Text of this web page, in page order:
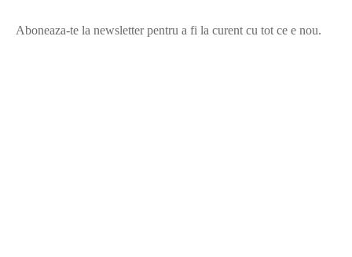
Aboneaza-te la newsletter pentru a fi la curent cu tot ce e nou.